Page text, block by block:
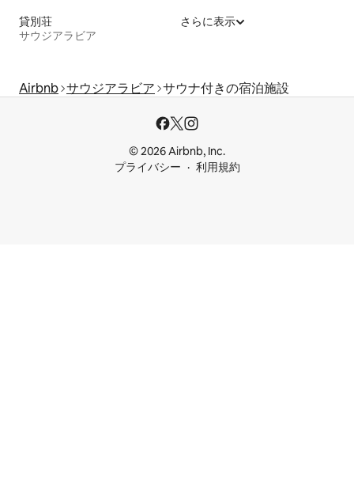
貸別荘
サウジアラビア
さらに表示
Airbnb サウジアラビア サウナ付きの宿泊施設
© 2026 Airbnb, Inc.
プライバシー
利用規約